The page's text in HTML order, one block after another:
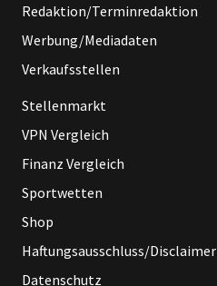
Redaktion/Terminredaktion
Werbung/Mediadaten
Verkaufsstellen
Stellenmarkt
VPN Vergleich
Finanz Vergleich
Sportwetten
Shop
Haftungsausschluss/Disclaimer
Datenschutz